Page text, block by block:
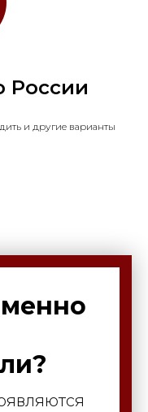
России
и другие варианты